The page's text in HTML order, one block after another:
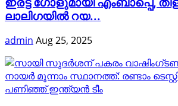
ലാലിഗയില്‍ റയ...
admin Aug 25, 2025